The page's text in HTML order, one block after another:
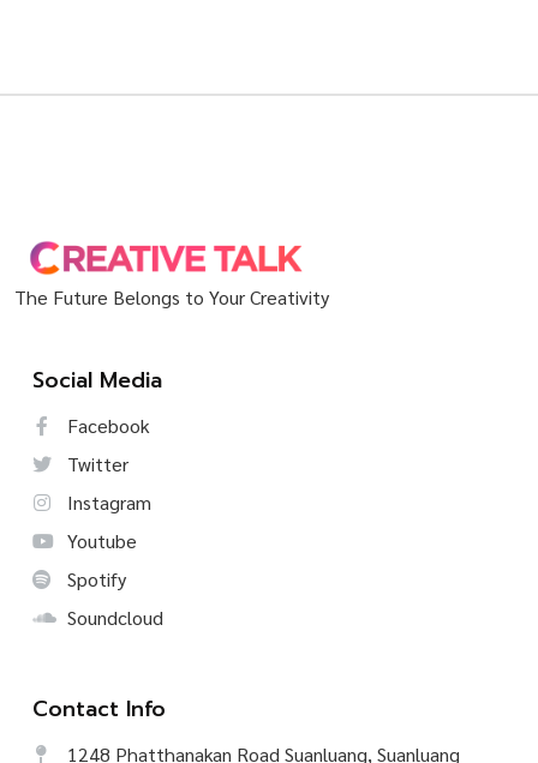
The Future Belongs to Your Creativity
Social Media
Facebook
Twitter
Instagram
Youtube
Spotify
Soundcloud
Contact Info
1248 Phatthanakan Road Suanluang, Suanluang